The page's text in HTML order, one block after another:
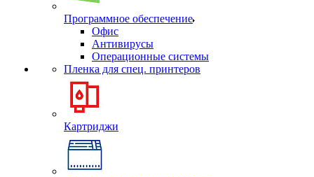
Программное обеспечение
Офис
Антивирусы
Операционные системы
Пленка для спец. принтеров
Картриджи